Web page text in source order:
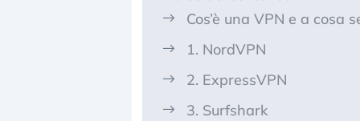
Cos’è una VPN e a cosa
1. NordVPN
2. ExpressVPN
3. Surfshark